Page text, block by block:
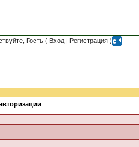
Гость ( Вход | Регистрация )